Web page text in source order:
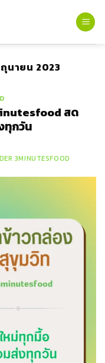
นายน 2023
สด
ทุกวัน
3MINUTESFOOD